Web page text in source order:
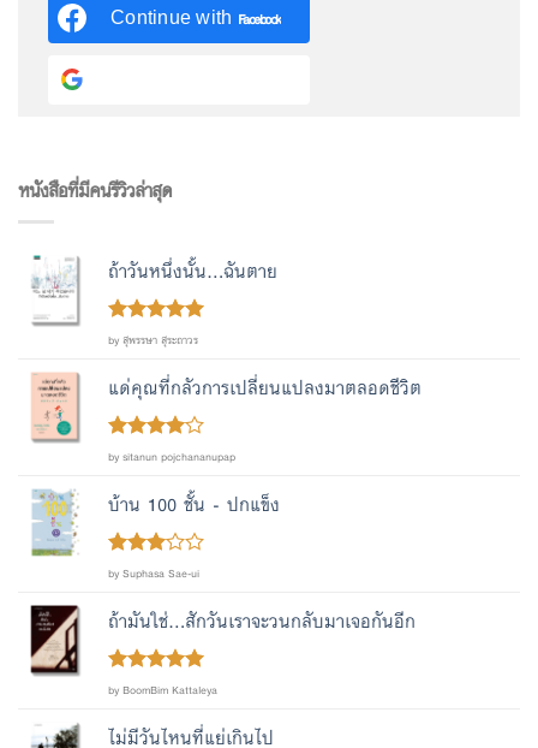
Continue with Facebook
หนังสือที่มีคนรีวิวล่าสุด
ถ้าวันหนึ่งนั้น...ฉันตาย
Rated 5out
by สุพรรษา สุระถาวร
แด่คุณที่กลัวการเปลี่ยนแปลงมาตลอดชีวิต
Rated4
by sitanun pojchananupap
บ้าน 100 ชั้น - ปกแข็ง
Rated
of 5
by Suphasa Sae-ui
ถ้ามันใช่...สักวันเราจะวนกลับมาเจอกันอีก
Rated5out
by BoomBim Kattaleya
ไม่มีวันไหนที่แย่เกินไป